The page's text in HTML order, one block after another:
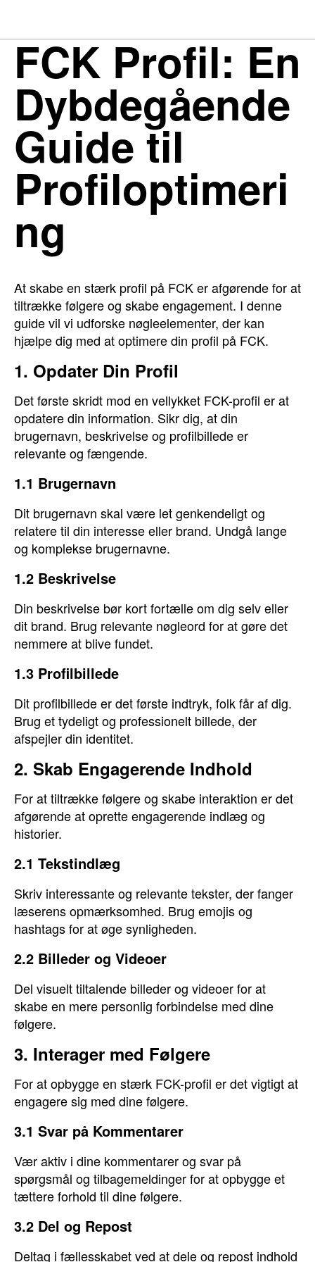
FCK Profil: En
Dybdegående
Guide til
Profiloptimeri
ng
At skabe en stærk profil på FCK er afgørende for at
tiltrække følgere og skabe engagement. I denne
guide vil vi udforske nøgleelementer, der kan
hjælpe dig med at optimere din profil på FCK.
1. Opdater Din Profil
Det første skridt mod en vellykket FCK-profil er at
opdatere din information. Sikr dig, at din
brugernavn, beskrivelse og profilbillede er
relevante og fængende.
1.1 Brugernavn
Dit brugernavn skal være let genkendeligt og
relatere til din interesse eller brand. Undgå lange
og komplekse brugernavne.
1.2 Beskrivelse
Din beskrivelse bør kort fortælle om dig selv eller
dit brand. Brug relevante nøgleord for at gøre det
nemmere at blive fundet.
1.3 Profilbillede
Dit profilbillede er det første indtryk, folk får af dig.
Brug et tydeligt og professionelt billede, der
afspejler din identitet.
2. Skab Engagerende Indhold
For at tiltrække følgere og skabe interaktion er det
afgørende at oprette engagerende indlæg og
historier.
2.1 Tekstindlæg
Skriv interessante og relevante tekster, der fanger
læserens opmærksomhed. Brug emojis og
hashtags for at øge synligheden.
2.2 Billeder og Videoer
Del visuelt tiltalende billeder og videoer for at
skabe en mere personlig forbindelse med dine
følgere.
3. Interager med Følgere
For at opbygge en stærk FCK-profil er det vigtigt at
engagere sig med dine følgere.
3.1 Svar på Kommentarer
Vær aktiv i dine kommentarer og svar på
spørgsmål og tilbagemeldinger for at opbygge et
tættere forhold til dine følgere.
3.2 Del og Repost
Deltag i fællesskabet ved at dele og repost indhold